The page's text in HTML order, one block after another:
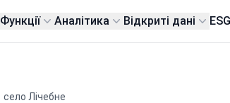
Функції Аналітика Відкриті дані ESG
село Лічебне